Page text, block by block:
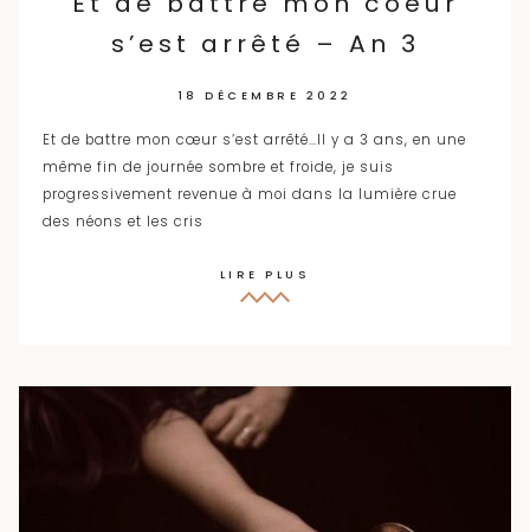
s’est arrêté – An 3
18 DÉCEMBRE 2022
Et de battre mon cœur s’est arrêté…Il y a 3 ans, en une
même fin de journée sombre et froide, je suis
progressivement revenue à moi dans la lumière crue
des néons et les cris
LIRE PLUS